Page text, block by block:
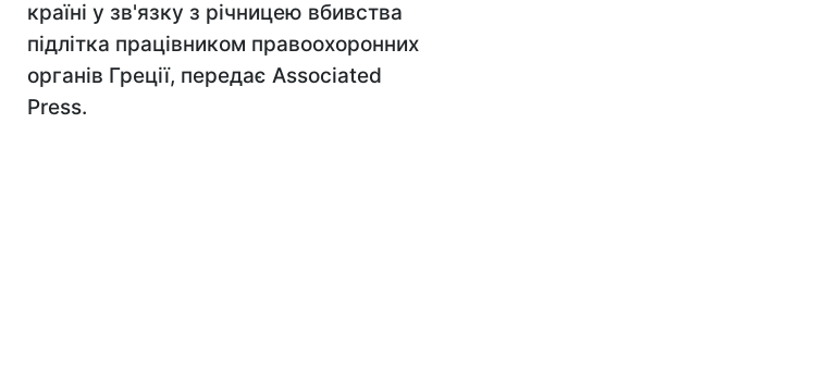
країні у зв'язку з річницею вбивства
підлітка працівником правоохоронних
органів Греції, передає Associated
Press.